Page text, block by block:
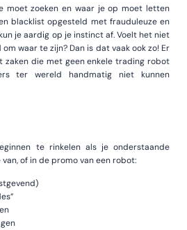
moet zoeken en waar je op moet letten
blacklist opgesteld met frauduleuze en
je aardig op je instinct af. Voelt het niet
waar te zijn? Dan is dat vaak ook zo! Er
zaken die met geen enkele trading robot
ter wereld handmatig niet kunnen
te rinkelen als je onderstaande
of in de promo van een robot: